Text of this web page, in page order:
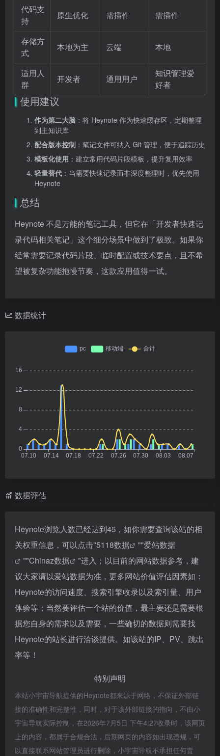
代码支
持
原生优化 需插件 需插件
存储方
式
本地为主 云端 本地
适用人
群
开发者 通用用户
知识管理爱
好者
使用建议
作为第二大脑 ：将 Heynote 作为快速缓存区，定期整理
到主知识库
配合版本控制 ：笔记文件可纳入 Git 管理，便于追踪历史
模板化使用 ：建立常用代码片段模板，提升复用效率
轻量替代 ：当需要快速记录而非深度整理时，优先使用
Heynote
总结
Heynote 不是万能的笔记工具，但它在「开发者快速记
录代码相关笔记」这个细分场景中做到了极致。如果你
经常需要记录代码片段、临时配置或技术要点，且不希
望被复杂功能拖慢节奏，这款应用值得一试。
数据统计
数据评估
Heynote浏览人数已经达到45，如你需要查询该站的相
关权重信息，可以点击"5118数据 ""爱站数据
""Chinaz数据
"进入；以目前的网站数据参考，建
议大家请以爱站数据为准，更多网站价值评估因素如：
Heynote的访问速度、搜索引擎收录以及索引量、用户
体验等；当然要评估一个站的价值，最主要还是需要根
据您自身的需求以及需要，一些确切的数据则需要找
Heynote的站长进行洽谈提供。如该站的IP、PV、跳出
率等！
特别声明
本站小宇宙导航提供的Heynote都来源于网络，不保证外部链
接的准确性和完整性，同时，对于该外部链接的指向，不由小
宇宙导航实际控制，在2026年7月5日 下午4:27收录时，该网页
上的内容，都属于合规合法，后期网页的内容如出现违规，可
以直接联系网站管理员进行删除，小宇宙导航不承担任何责